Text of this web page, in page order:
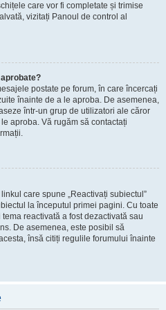
care vor fi completate și trimise
vizitați Panoul de control al
postate pe forum, în care încercați
înainte de a le aproba. De asemenea,
într-un grup de utilizatori ale căror
aproba. Vă rugăm să contactați
care spune „Reactivați subiectul”
la începutul primei pagini. Cu toate
reactivată a fost dezactivată sau
De asemenea, este posibil să
însă citiți regulile forumului înainte